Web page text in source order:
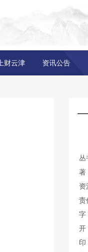
上财云津 资讯公告
丛
著
资
责